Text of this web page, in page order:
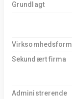
Grundlagt
Virksomhedsform
Sekundært firma
Administrerende